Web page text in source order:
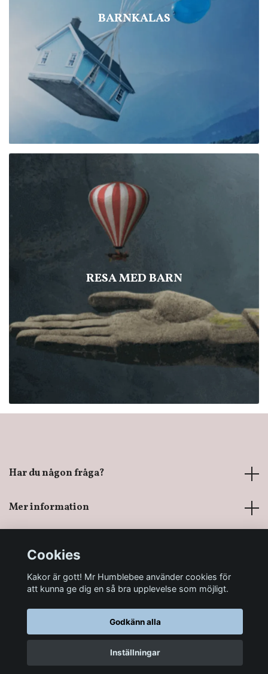
BARNKALAS
RESA MED BARN
LÄGG I KORGEN
Har du någon fråga?
Mer information
© 2026 Mr Humblebee - En magisk leksaksbutik
Cookies
Kakor är gott! Mr Humblebee använder cookies för
att kunna ge dig en så bra upplevelse som möjligt.
Godkänn alla
Inställningar